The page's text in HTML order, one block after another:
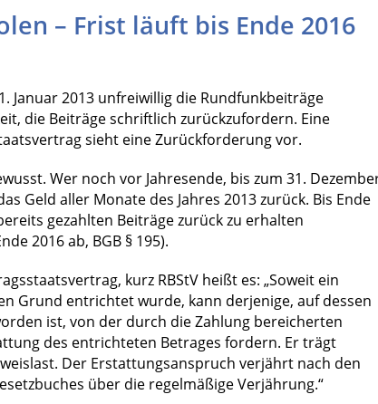
– Frist läuft bis Ende 2016
Januar 2013 unfreiwillig die Rundfunkbeiträge
die Beiträge schriftlich zurückzufordern. Eine
sieht eine Zurückforderung vor.
Wer noch vor Jahresende, bis zum 31.
Geld aller Monate des Jahres 2013 zurück. Bis Ende
gezahlten Beiträge zurück zu erhalten
2016 ab, BGB § 195).
kurz RBStV heißt es: „Soweit ein
Grund entrichtet wurde, kann derjenige, auf dessen
ist, von der durch die Zahlung bereicherten
des entrichteten Betrages fordern. Er trägt
Der Erstattungsanspruch verjährt nach den
über die regelmäßige Verjährung.“
Ihr Kind kam schwer behindert
Obdachloser (58) verzweifelt: